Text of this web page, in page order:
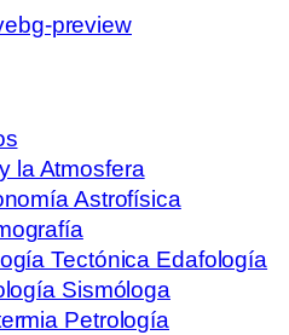
la Atmosfera
Astrofísica
Tectónica Edafología
Sismóloga
Petrología